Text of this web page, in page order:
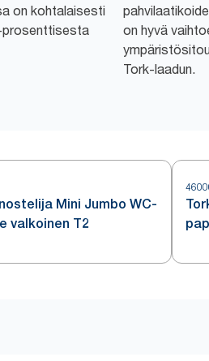
on kohtalaisesti
prosenttisesta
on hyvä
Tork-laadun.
Mini Jumbo WC-
valkoinen T2